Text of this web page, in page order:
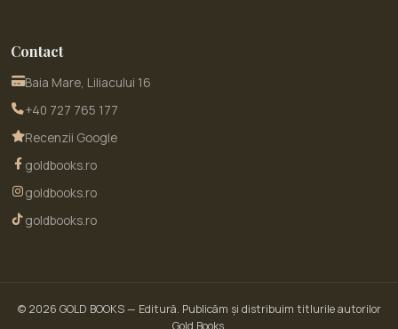
Contact
Baia Mare, Liliacului 16
+40 727 765 177
Recenzii Google
goldbooks.ro
goldbooks.ro
goldbooks.ro
© 2026 GOLD BOOKS— Editură. Publicăm și distribuim titlurile autorilor
Gold Books.